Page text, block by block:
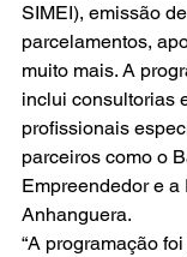
SIMEI), emissão
parcelamentos,
muito mais. A
inclui consultorias
profissionais
parceiros como o
Empreendedor e a
Anhanguera.
“A programação